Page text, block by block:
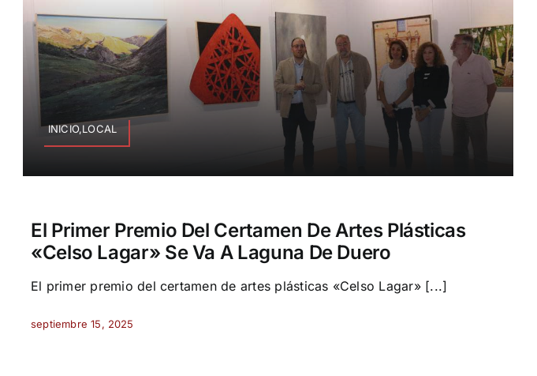
INICIO,LOCAL
El Primer Premio Del Certamen De Artes Plásticas
«Celso Lagar» Se Va A Laguna De Duero
El primer premio del certamen de artes plásticas «Celso Lagar» [...]
septiembre 15, 2025